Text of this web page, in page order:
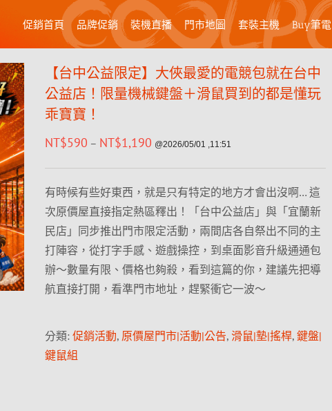
促銷首頁 品牌促銷 裝機直播 門市地圖 套裝主機 Buy筆電
【台中公益限定】大俠最愛的電競包就在台中
公益店！限量機械鍵盤＋滑鼠買到的都是懂玩
乖寶寶！
NT$590 – NT$1,190 @2026/05/01 ,11:51
有時候有些好東西，就是只有特定的地方才會出沒啊… 這
次原價屋直接指定熱區釋出！「台中公益店」與「宜蘭新
民店」同步推出門市限定活動，兩間店各自祭出不同的主
打陣容，從打字手感、遊戲操控，到桌面影音升級通通包
辦～數量有限、價格也夠殺，看到這篇的你，建議先把導
航直接打開，看準門市地址，趕緊衝它一波～
分類: 促銷活動, 原價屋門市|活動|公告, 滑鼠|墊|搖桿, 鍵盤|
鍵鼠組